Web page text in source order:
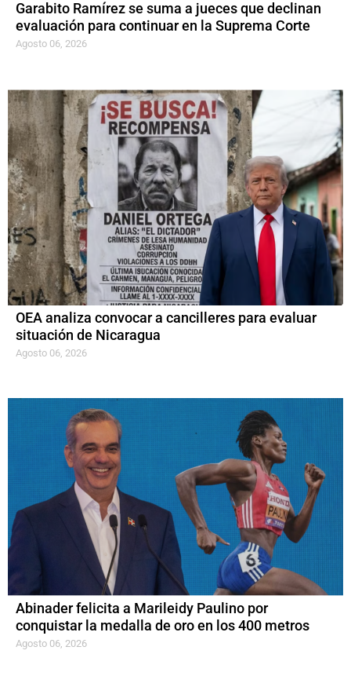
Garabito Ramírez se suma a jueces que declinan
evaluación para continuar en la Suprema Corte
Agosto 06, 2026
OEA analiza convocar a cancilleres para evaluar
situación de Nicaragua
Agosto 06, 2026
Abinader felicita a Marileidy Paulino por
conquistar la medalla de oro en los 400 metros
Agosto 06, 2026